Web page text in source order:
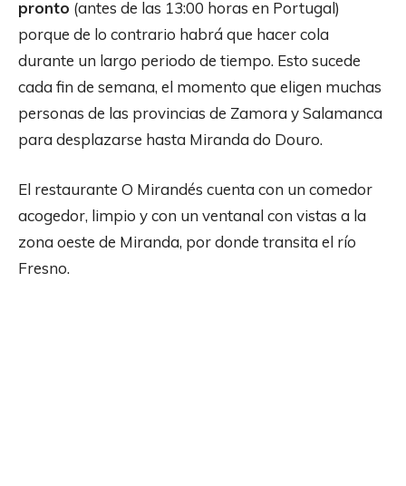
pronto (antes de las 13:00 horas en Portugal)
porque de lo contrario habrá que hacer cola
durante un largo periodo de tiempo. Esto sucede
cada fin de semana, el momento que eligen muchas
personas de las provincias de Zamora y Salamanca
para desplazarse hasta Miranda do Douro.
El restaurante O Mirandés cuenta con un comedor
acogedor, limpio y con un ventanal con vistas a la
zona oeste de Miranda, por donde transita el río
Fresno.